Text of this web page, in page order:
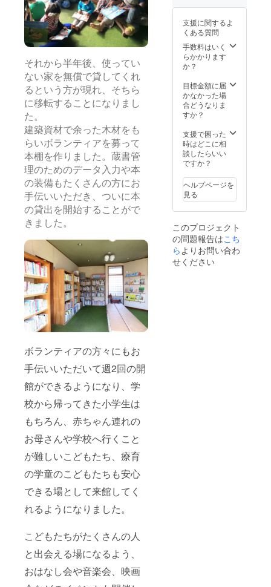
それから半年後、使ってい
ない家を無償で貸してくれ
るという方が現れ、そちら
に移転することになりまし
た。
建築資材で余った木材をも
らいボランティアを募って
本棚を作りました。蔵書管
理のためのデータ入力や本
の装備もたくさんの方にお
手伝いいただき、ついに本
の貸出を開始することがで
きました。
ボランティアの方々にもお
手伝いいただいて週2回の開
館ができるようになり、学
校から帰ってきた小学生は
もちろん、赤ちゃん連れの
お母さんや学校へ行くこと
が難しいこどもたち、療育
の学童のこどもたちも安心
できる場として来館してく
れるようになりました。
こどもたちがたくさんの人
と出会える場になるよう、
おはなし会や音楽会、映画
す。 ※
本を長
持ちさ
せるた
めに
ブック
コート
フィル
ムが欠
せん。
大切な
本をき
れいに
保つた
めに使
用しま
のリ
ターン
は限定
１人で
す。
す） ■
右ハン
ドル
■AT ■
カーナ
ビ装備
2150kg
■長さ
480㎝ ■
さ 231
㎝ ■燃
料 ガ
ソリン
■車検
2023年
す。
使って
いただ
ける方
へ。 ※
多少の
キズや
容赦く
ださ
い。 ※
ターン
は限定
１人で
す。
板 ・カ
ラー
白 うみ
とやま
のこど
もと
用して
いたも
のをリ
す。私
たちが
大切に
使って
ので
す。引
き続き
使って
ける方
へ。 ※
多少の
キズや
汚れな
足部分
トでお
送りし
ます。
・数
量 １
品サイ
ズ
W39.5
m×D33.
28cm＋
持ち手
2cm（
本体箱
・足を
付けた
ときの
高さ
37.5cm
×後
58cm
・素
材 合
支援に関するよ
くある質問
手数料はいく
らかかります
か？
目標金額に届
かなかった場
合どうなりま
すか？
支援で困った
時はどこに相
談したらいい
ですか？
ヘルプページを
見る
このプロジェクト
の問題報告はこち
らよりお問い合わ
せください